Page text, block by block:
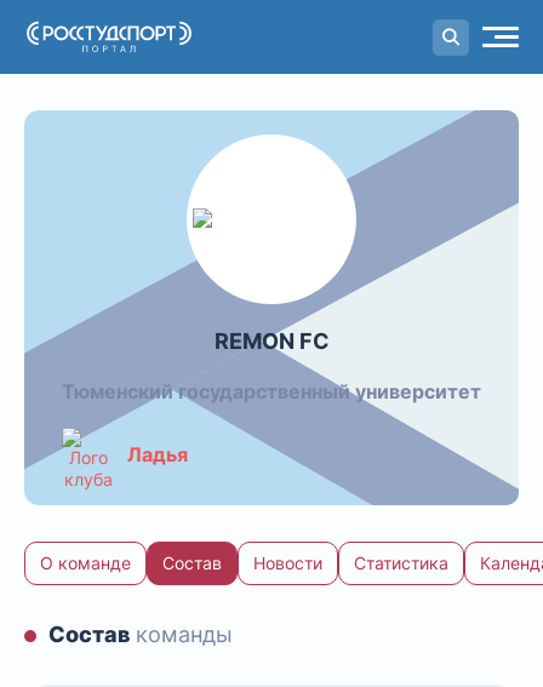
Порталстуденческого спорта
REMON FC
Тюменский государственный университет
Ладья
О команде Состав Новости Статистика
Состав команды